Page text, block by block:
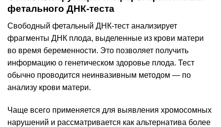
фетального ДНК-теста
Свободный фетальный ДНК-тест анализирует
фрагменты ДНК плода, выделенные из крови матери
во время беременности. Это позволяет получить
информацию о генетическом здоровье плода. Тест
обычно проводится неинвазивным методом — по
анализу крови матери.
Чаще всего применяется для выявления хромосомных
нарушений и рассматривается как альтернатива более